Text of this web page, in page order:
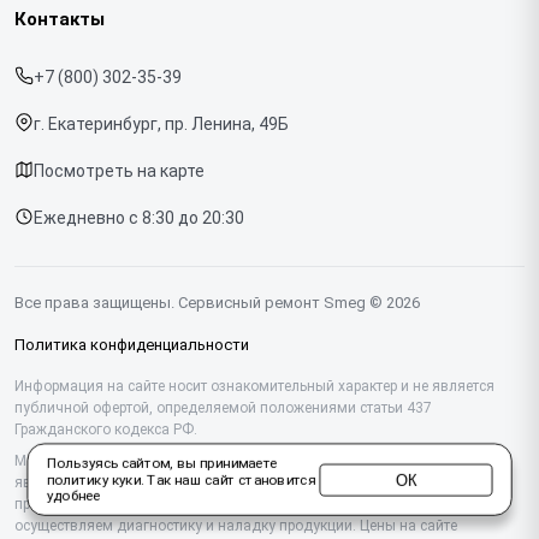
Срочный ремонт
Доставка и способы оплаты
Диагностика
Контакты
Кофемашин
Винных шкафов
Вакууматоров
Вытяжек
Миксеров
Соковыжималок
Контакты
+7 (800) 302-35-39
г. Екатеринбург, пр. Ленина, 49Б
Посмотреть на карте
Ежедневно с 8:30 до 20:30
Все права защищены. Сервисный ремонт Smeg © 2026
Политика конфиденциальности
Информация на сайте носит ознакомительный характер и не является
публичной офертой, определяемой положениями статьи 437
Гражданского кодекса РФ.
Мы специализируемся на обслуживании и ремонте техники Smeg, но не
являемся их официальным представителем. Предоставляем
профессиональные услуги после истечения гарантии, а также
осуществляем диагностику и наладку продукции. Цены на сайте
Пользуясь сайтом, вы принимаете
политику куки. Так наш сайт становится
удобнее
ОК